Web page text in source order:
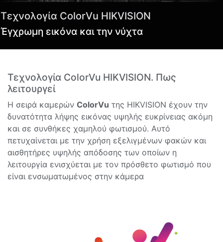
Τεχνολογία ColorVu HIKVISION
Έγχρωμη εικόνα και την νύχτα
Τεχνολογία ColorVu HIKVISION. Πως
λειτουργεί
Η σειρά καμερών ColorVu της HIKVISION έχουν την
δυνατότητα λήψης εικόνας υψηλής ευκρίνειας ακόμη
και σε συνθήκες χαμηλού φωτισμού. Αυτό
πετυχαίνεται με την χρήση εξελιγμένων φακών και
αισθητήρες υψηλής απόδοσης των οποίων η
λειτουργία ενισχύεται με τον πρόσθετο φωτισμό που
είναι ενσωματωμένος στην κάμερα